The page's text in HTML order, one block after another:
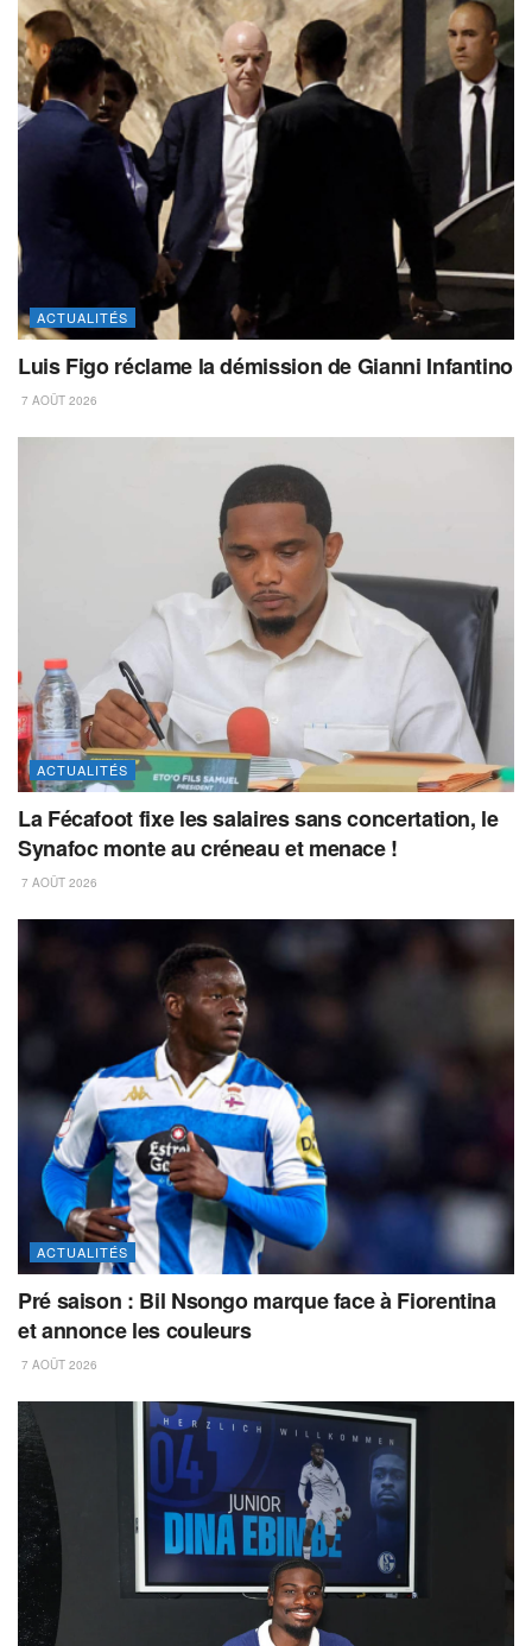
ACTUALITÉS
Luis Figo réclame la démission de Gianni Infantino
7 AOÛT 2026
ACTUALITÉS
La Fécafoot fixe les salaires sans concertation, le
Synafoc monte au créneau et menace !
7 AOÛT 2026
ACTUALITÉS
Pré saison : Bil Nsongo marque face à Fiorentina
et annonce les couleurs
7 AOÛT 2026